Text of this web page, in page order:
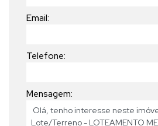
Email:
Telefone:
Mensagem: